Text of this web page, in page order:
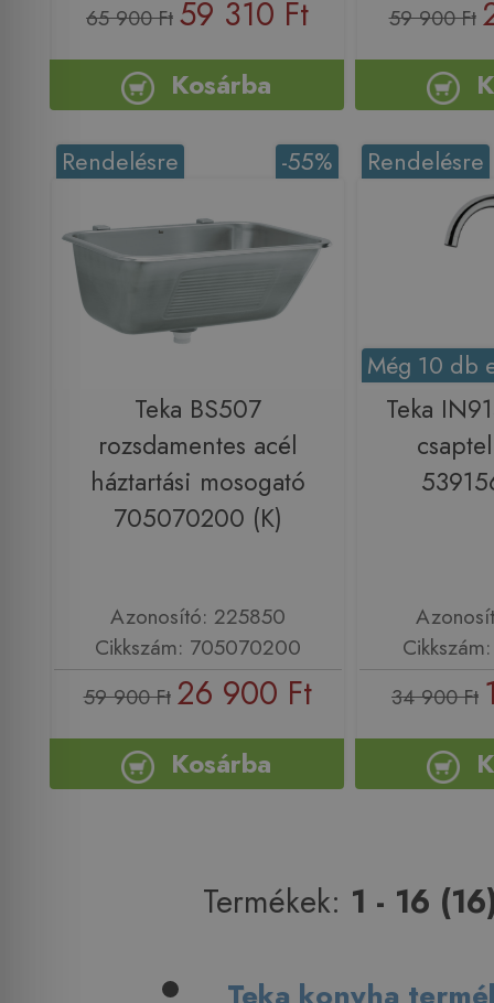
65 900 Ft 59 310 Ft
Kosárba
59 900 Ft
-55%
Rendelésre
Teka BS507
rozsdamentes acél
háztartási mosogató
705070200 (K)
Azonosító: 225850
Cikkszám: 705070200
59 900 Ft 26 900 Ft
Kosárba
Rendelésre
Még 10 db
Teka
34 900 Ft
Termékek: 1 - 16